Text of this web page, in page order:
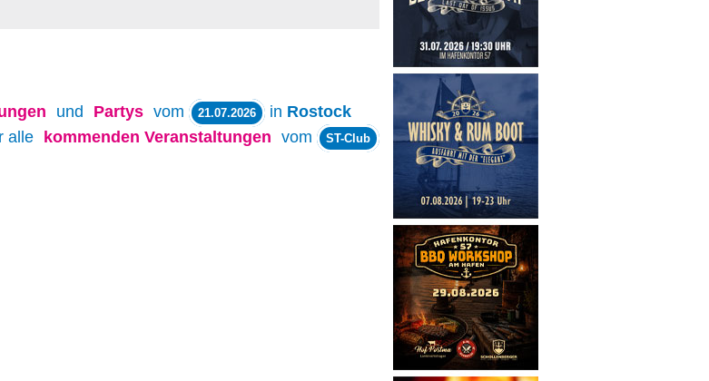
und Partys vom 21.07.2026 in Rostock
alle
kommenden Veranstaltungen vom ST-Club